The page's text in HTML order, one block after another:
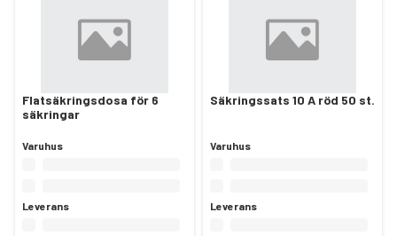
Flatsäkringsdosa för 6
säkringar
Varuhus
Leverans
Säkringssats 10 A röd 50 st.
Varuhus
Leverans